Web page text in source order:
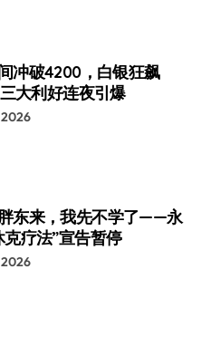
冲破4200，白银狂飙
大利好连夜引爆
2026
东来，我先不学了——永
克疗法”宣告暂停
2026